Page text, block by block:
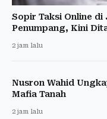
Sopir Taksi Online
Penumpang, Kini
2 jam lalu
Nusron Wahid
Mafia Tanah
2 jam lalu